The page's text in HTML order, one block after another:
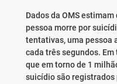
Dados da OMS
pessoa morre por
tentativas, uma pessoa
cada três segundos.
que em torno de 1
suicídio são registrados